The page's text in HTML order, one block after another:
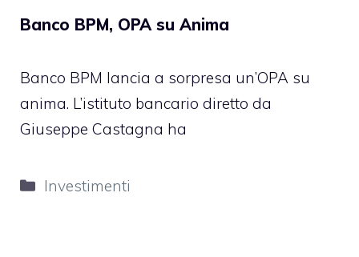
Banco BPM, OPA su Anima
Banco BPM lancia a sorpresa un’OPA su
anima. L’istituto bancario diretto da
Giuseppe Castagna ha
Categorie
Investimenti